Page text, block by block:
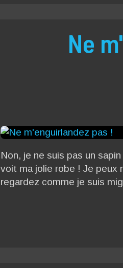
Ne
Non, je ne suis pas un
voit ma jolie robe ! Je peux
regardez comme je suis